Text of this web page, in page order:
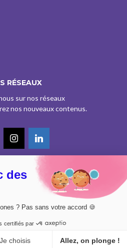
RÉSEAUX
sur nos réseaux
nos nouveaux contenus.
SERVICE DE PRESSE EN LIGNE PAR LA
Z 93934 (IPG ART.39BISA CGI)
CONFIDENTIALITÉ
des
? Pas sans votre accord 🍪
certifiés par
Je choisis Allez, on plonge !